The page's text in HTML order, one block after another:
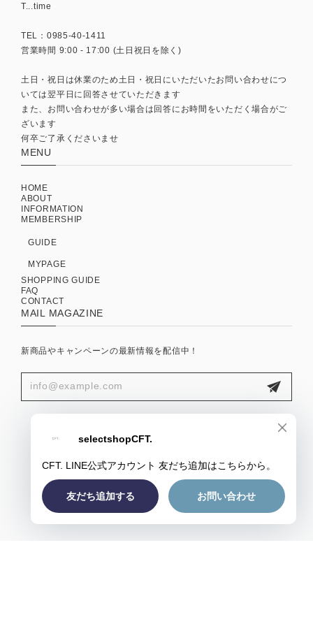
T...time
TEL：0985-40-1411
営業時間 9:00 - 17:00 (土日祝日を除く)
土日・祝日は休業のため土日・祝日にいただいたお問い合わせにつ
いては翌平日に回答させていただきます
また、お問い合わせが多い場合は回答にお時間をいただく場合がご
ざいます
何卒ご了承くださいませ
MENU
HOME
ABOUT
INFORMATION
MEMBERSHIP
GUIDE
MYPAGE
SHOPPING GUIDE
FAQ
CONTACT
MAIL MAGAZINE
新商品やキャンペーンの最新情報を配信中！